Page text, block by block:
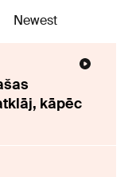
Newest
kāpēc